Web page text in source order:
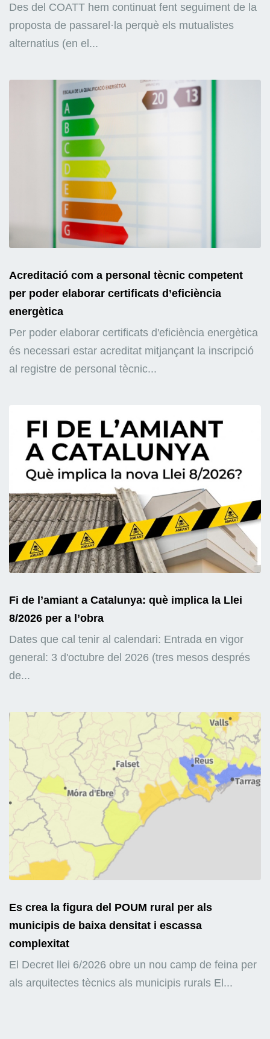
Des del COATT hem continuat fent seguiment de la
proposta de passarel·la perquè els mutualistes
alternatius (en el...
Acreditació com a personal tècnic competent
per poder elaborar certificats d’eficiència
energètica
Per poder elaborar certificats d'eficiència energètica
és necessari estar acreditat mitjançant la inscripció
al registre de personal tècnic...
Fi de l’amiant a Catalunya: què implica la Llei
8/2026 per a l’obra
Dates que cal tenir al calendari: Entrada en vigor
general: 3 d'octubre del 2026 (tres mesos després
de...
Es crea la figura del POUM rural per als
municipis de baixa densitat i escassa
complexitat
El Decret llei 6/2026 obre un nou camp de feina per
als arquitectes tècnics als municipis rurals El...